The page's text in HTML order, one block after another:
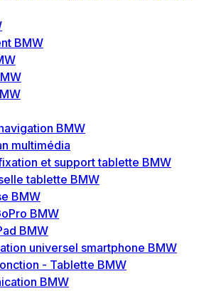
BMW
BMW
multimédia
et support tablette BMW
tablette BMW
BMW
BMW
BMW
universel smartphone BMW
- Tablette BMW
BMW